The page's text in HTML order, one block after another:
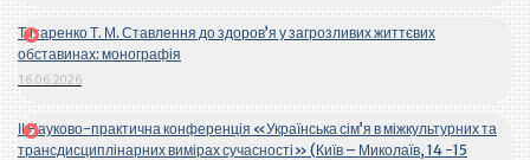
Титаренко Т. М. Ставлення до здоров’я у загрозливих життєвих
обставинах: монографія
16.06.2026
ІІ Науково-практична конференція «Українська сім’я в міжкультурних та
трансдисциплінарних вимірах сучасності» (Київ – Миколаїв, 14 -15